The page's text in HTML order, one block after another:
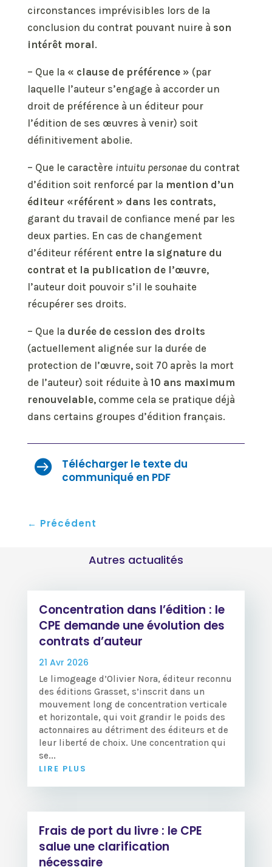
circonstances imprévisibles lors de la
conclusion du contrat pouvant nuire à son
intérêt moral.
– Que la « clause de préférence » (par
laquelle l’auteur s’engage à accorder un
droit de préférence à un éditeur pour
l’édition de ses œuvres à venir) soit
déﬁnitivement abolie.
– Que le caractère intuitu personae du contrat
d’édition soit renforcé par la mention d’un
éditeur «référent » dans les contrats,
garant du travail de conﬁance mené par les
deux parties. En cas de changement
d’éditeur référent entre la signature du
contrat et la publication de l’œuvre,
l’auteur doit pouvoir s’il le souhaite
récupérer ses droits.
– Que la durée de cession des droits
(actuellement alignée sur la durée de
protection de l’œuvre, soit 70 après la mort
de l’auteur) soit réduite à 10 ans maximum
renouvelable, comme cela se pratique déjà
dans certains groupes d’édition français.

Télécharger le texte du
communiqué en PDF
← Précédent
Autres actualités
Concentration dans l’édition : le
CPE demande une évolution des
contrats d’auteur
21 Avr 2026
Le limogeage d’Olivier Nora, éditeur reconnu
des éditions Grasset, s’inscrit dans un
mouvement long de concentration verticale
et horizontale, qui voit grandir le poids des
actonnaires au détriment des éditeurs et de
leur liberté de choix. Une concentration qui
se...
LIRE PLUS
Frais de port du livre : le CPE
salue une clarification
nécessaire